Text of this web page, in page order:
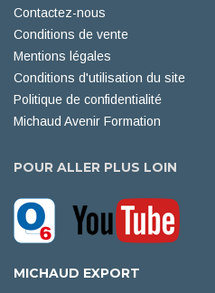
Contactez-nous
Conditions de vente
Mentions légales
Conditions d'utilisation du site
Politique de confidentialité
Michaud Avenir Formation
POUR ALLER PLUS LOIN
MICHAUD EXPORT